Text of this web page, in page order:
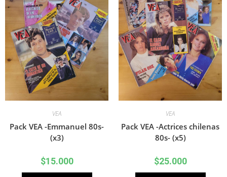
VEA
Pack VEA -Emmanuel 80s-
(x3)
$15.000
VEA
Pack VEA -Actrices chilenas
80s- (x5)
$25.000